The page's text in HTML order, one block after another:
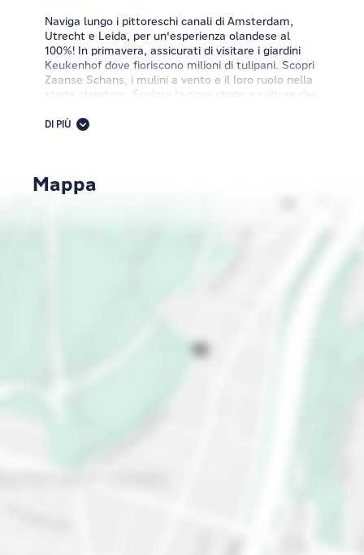
Naviga lungo i pittoreschi canali di Amsterdam,
Utrecht e Leida, per un'esperienza olandese al
100%! In primavera, assicurati di visitare i giardini
Keukenhof dove fioriscono milioni di tulipani. Scopri
Zaanse Schans, i mulini a vento e il loro ruolo nella
storia olandese. Esplora la ricca storia e cultura dei
Van Gogh, il Mauritshuis e la Casa di Anne Frank,
attraverso percorsi panoramici di campagna, villaggi
affascinanti e paesaggi pittoreschi. Passeggia tra i
ambulanti e mercati locali. Inoltre, assaggia
l'autentico formaggio olandese nelle fattorie locali
DI PIÙ
Mappa